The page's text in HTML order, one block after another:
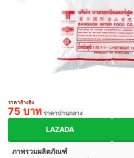
ราคาอ้างอิง
75 บาท ราคาปานกลาง
LAZADA
ภาพรวมผลิตภัณฑ์